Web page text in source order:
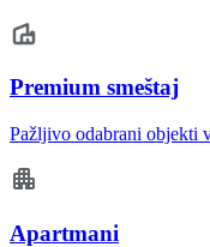
Premium smeštaj
Pažljivo odabrani objekti
Apartmani